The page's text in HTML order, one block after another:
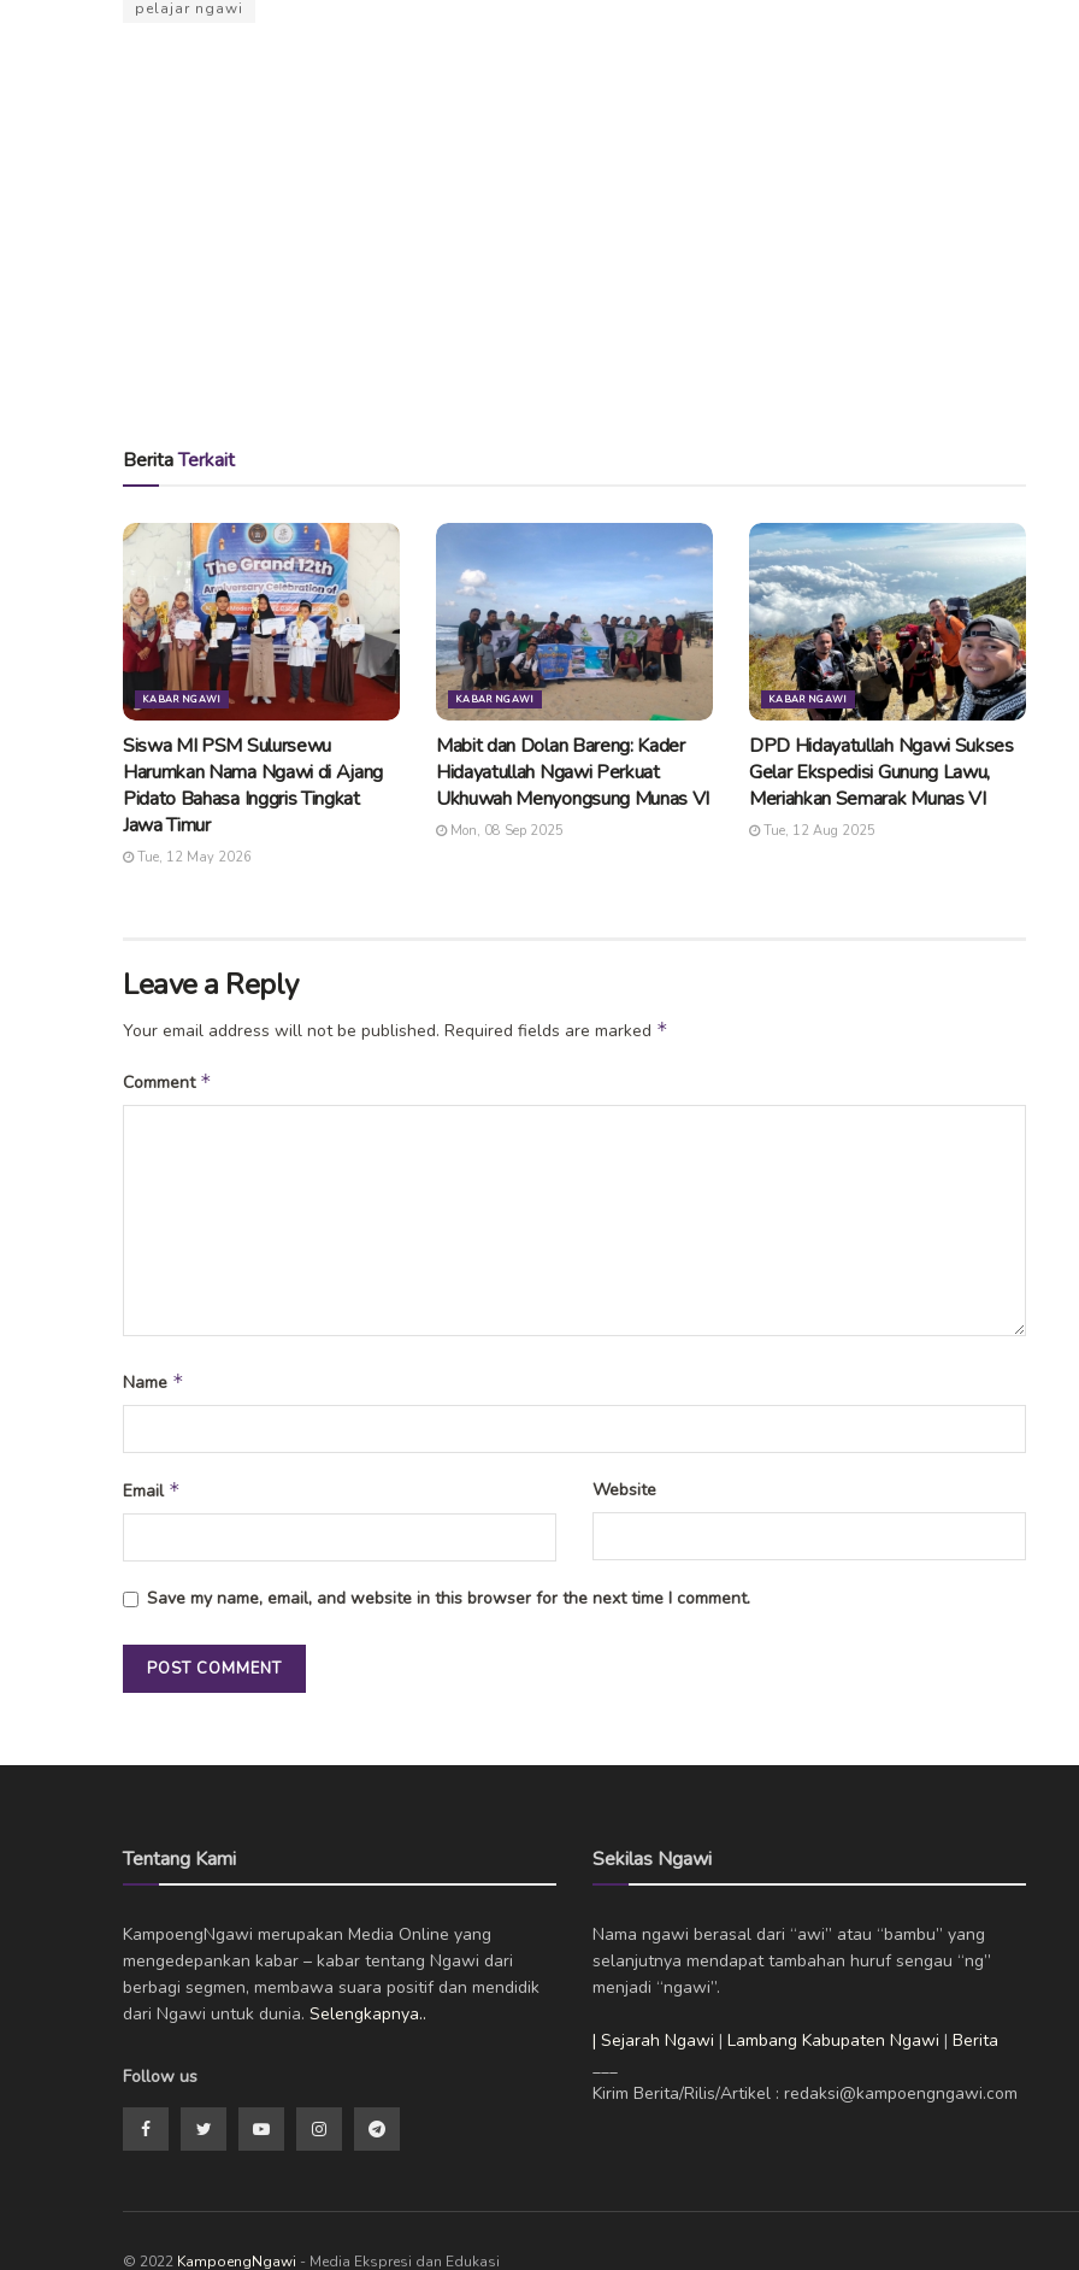
pelajar ngawi
BeritaTerkait
KABAR NGAWI
Siswa MI PSM Sulursewu
Harumkan Nama Ngawi di Ajang
Pidato Bahasa Inggris Tingkat
Jawa Timur
Tue, 12 May 2026
KABAR NGAWI
Mabit dan Dolan Bareng: Kader
Hidayatullah Ngawi Perkuat
Ukhuwah Menyongsung Munas VI
Mon, 08 Sep 2025
KABAR NGAWI
DPD Hidayatullah Ngawi Sukses
Gelar Ekspedisi Gunung Lawu,
Meriahkan Semarak Munas VI
Tue, 12 Aug 2025
Leave a Reply
Your email address will not be published. Required fields are marked *
Comment *
Name *
Email * Website
Save my name, email, and website in this browser for the next time I comment.
Tentang Kami
KampoengNgawi merupakan Media Online yang
mengedepankan kabar – kabar tentang Ngawi dari
berbagi segmen, membawa suara positif dan mendidik
dari Ngawi untuk dunia. Selengkapnya..
Follow us
Sekilas Ngawi
Nama ngawi berasal dari “awi” atau “bambu” yang
selanjutnya mendapat tambahan huruf sengau “ng”
menjadi “ngawi”.
| Sejarah Ngawi | Lambang Kabupaten Ngawi | Berita
___
Kirim Berita/Rilis/Artikel : redaksi@kampoengngawi.com
© 2022 KampoengNgawi - Media Ekspresi dan Edukasi